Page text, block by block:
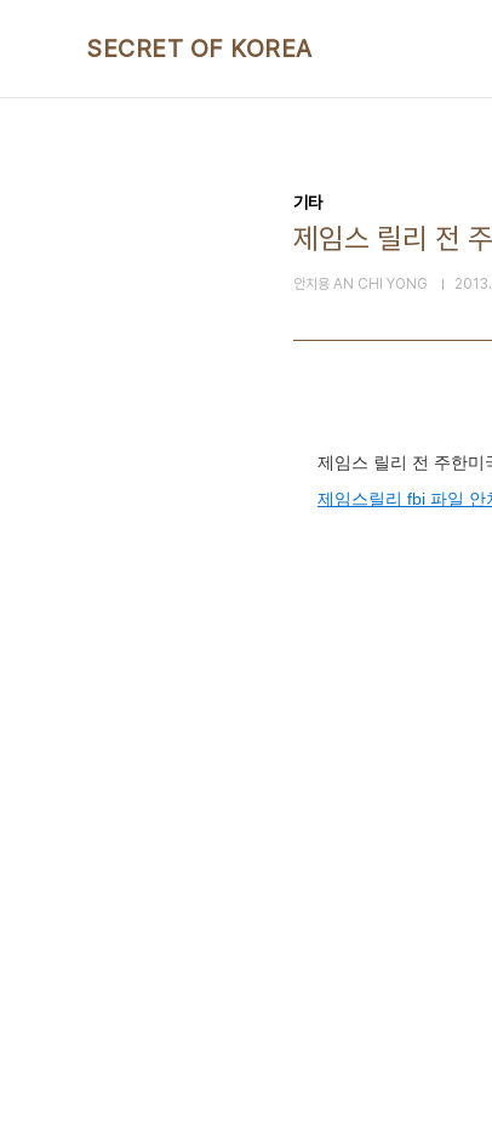
SECRET OF KOREA
기타
제임스 릴리 전
안치용 AN CHI YONG
제임스 릴리 전 주한미
제임스릴리 fbi 파일 안